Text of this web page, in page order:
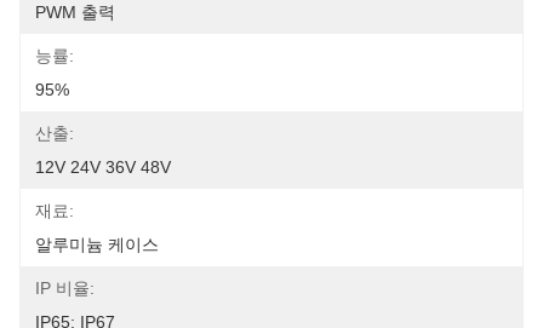
PWM 출력
능률:
95%
산출:
12V 24V 36V 48V
재료:
알루미늄 케이스
IP 비율:
IP65; IP67